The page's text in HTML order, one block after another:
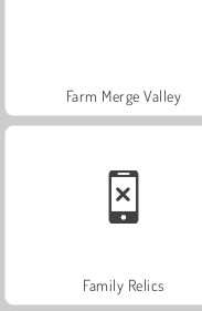
Farm Merge Valley
Family Relics